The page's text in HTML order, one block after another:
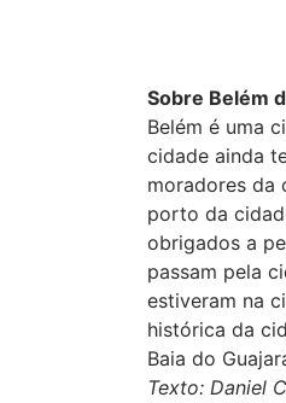
Sobre Belém
Belém é uma
cidade ainda
moradores da
porto da
obrigados a
passam pela
estiveram na
histórica da
Baia do
Texto: Daniel